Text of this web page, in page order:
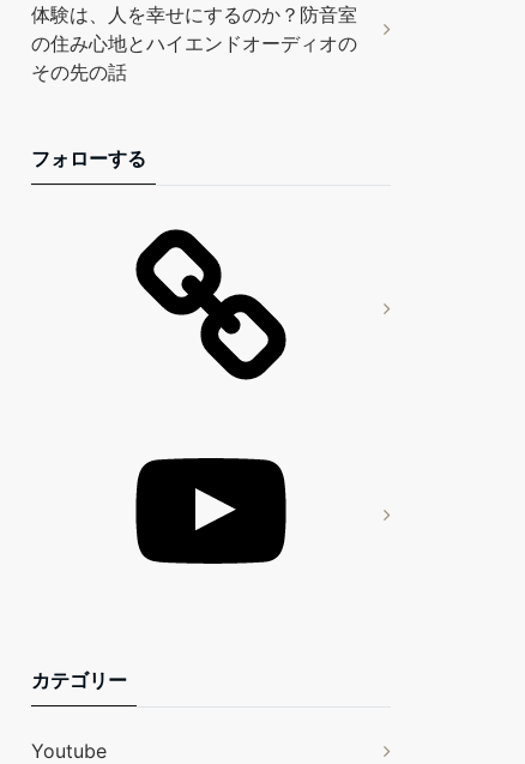
体験は、人を幸せにするのか？防音室
の住み心地とハイエンドオーディオの
その先の話
フォローする
カテゴリー
Youtube